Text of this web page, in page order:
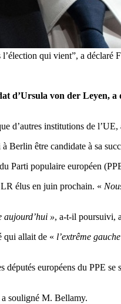
l’élection qui vient”, a
d’Ursula von der Leyen,
d’autres institutions de
être candidate à sa
Parti populaire européen
élus en juin prochain. «
aujourd’hui », a-t-il poursuivi,
qui allait de « l’extrême
européens du PPE
souligné M. Bellamy.